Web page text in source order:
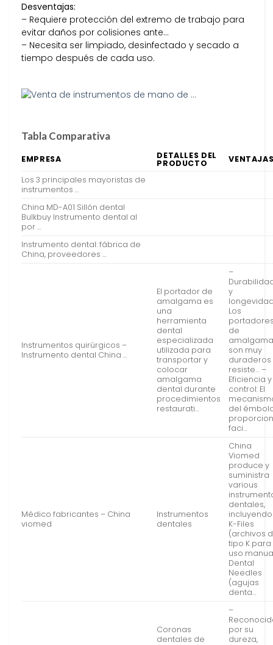
Desventajas:
– Requiere protección del extremo de trabajo para
evitar daños por colisiones ante…
– Necesita ser limpiado, desinfectado y secado a
tiempo después de cada uso.
Tabla Comparativa
EMPRESA DETALLES DEL
PRODUCTO
Los 3 principales mayoristas de
instrumentos …
China MD-A01 Sillón dental
Bulkbuy Instrumento dental al
por …
Instrumento dental: fábrica de
China, proveedores …
Instrumentos quirúrgicos –
Instrumento dental China …
El portador de
amalgama es
una
herramienta
dental
especializada
utilizada para
transportar y
colocar
amalgama
dental durante
procedimientos
restaurati…
–
y
Los
de
son muy
duraderos
resiste… –
Eficiencia y
control: El
del
faci…
Médico fabricantes – China
viomed
Instrumentos
dentales
China
Viomed
produce y
suministra
various
dentales,
incluyendo
K-Files
(archivos
tipo K para
uso
Dental
Needles
(agujas
denta…
Coronas
dentales de
–
por su
dureza,